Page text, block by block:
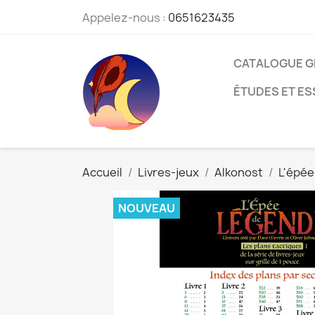
Appelez-nous : 0651623435
CATALOGUE
ÉTUDES ET
Accueil Livres-jeux Alkonost
NOUVEAU